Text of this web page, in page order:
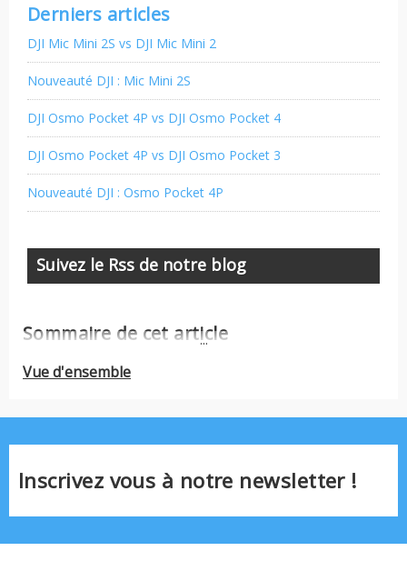
Derniers articles
DJI Mic Mini 2S vs DJI Mic Mini 2
Nouveauté DJI : Mic Mini 2S
DJI Osmo Pocket 4P vs DJI Osmo Pocket 4
DJI Osmo Pocket 4P vs DJI Osmo Pocket 3
Nouveauté DJI : Osmo Pocket 4P
Suivez le Rss de notre blog
Sommaire de cet article
...
Vue d'ensemble
Inscrivez vous à notre newsletter !